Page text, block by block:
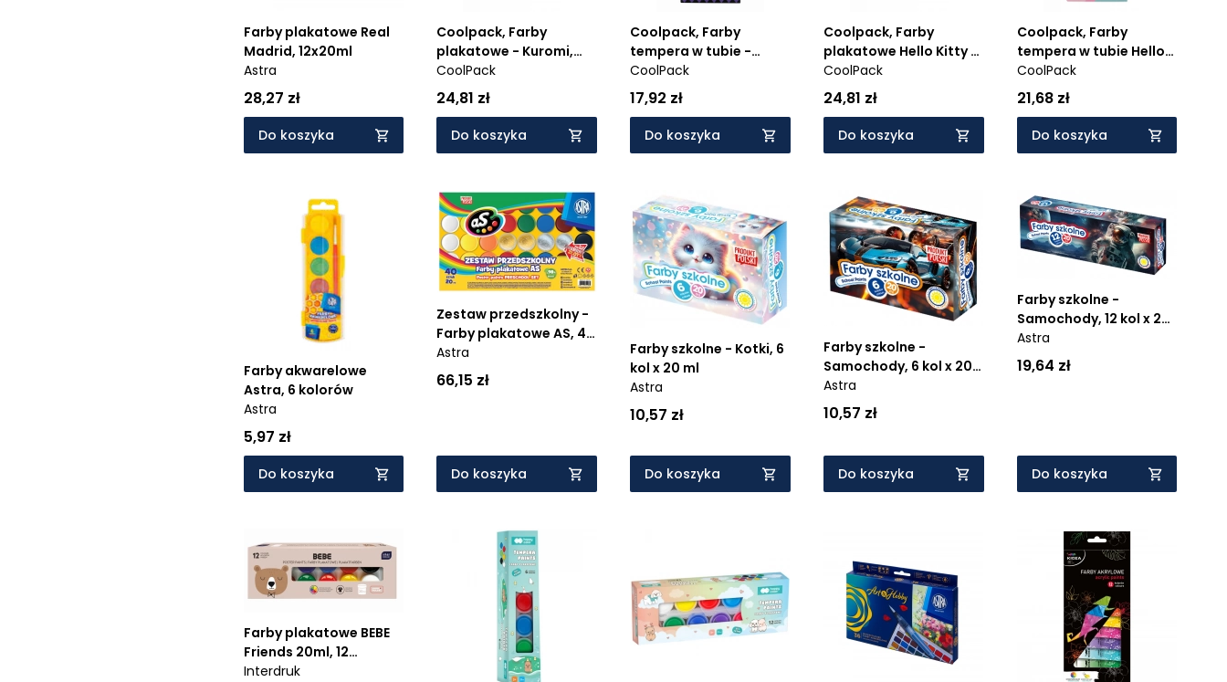
Farby plakatowe Real
Madrid, 12x20ml
Astra
28,27 zł
Do koszyka
Coolpack, Farby
plakatowe - Kuromi,
20ml x 12 kolorów
(13754PTR)
CoolPack
24,81 zł
Do koszyka
Coolpack, Farby
tempera w tubie -
Kuromi, 12ml x 12
kolorów (13747PTR)
CoolPack
17,92 zł
Do koszyka
Coolpack, Farby
plakatowe Hello Kitty -
Pink 1, 20ml x 12 szt
(10593PTR)
CoolPack
24,81 zł
Do koszyka
Coolpack, Farby
tempera w tubie Hello
Kitty - Pink 1, 12ml x 12
szt (10586PTR)
CoolPack
21,68 zł
Do koszyka
Farby akwarelowe
Astra, 6 kolorów
Astra
5,97 zł
Do koszyka
Zestaw przedszkolny -
Farby plakatowe AS, 40
szt.×20 ml (2 złote, 2
srebrne)
Astra
66,15 zł
Do koszyka
Farby szkolne - Kotki, 6
kol x 20 ml
Astra
10,57 zł
Do koszyka
Farby szkolne -
Samochody, 6 kol x 20
ml
Astra
10,57 zł
Do koszyka
Farby szkolne -
Samochody, 12 kol x 20
ml
Astra
19,64 zł
Do koszyka
Farby plakatowe BEBE
Friends 20ml, 12
kolorów
Interdruk